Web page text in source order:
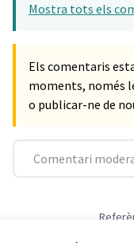
Mostra tots els
Els comentaris
moments, només
o publicar-ne de
Comentari